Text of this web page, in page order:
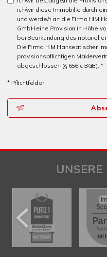
ich/wir diese Immobilie durch
und werde/n an die Firma HIM
GmbH eine Provision in Höhe
bei Beurkundung des
Die Firma HIM Hanseatischer
provisionspflichtigen
abgeschlossen (§ 656 c BGB). *
* Pflichtfelder